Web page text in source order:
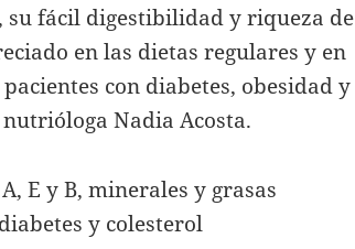
su fácil digestibilidad y riqueza de
en las dietas regulares y en
con diabetes, obesidad y
Nadia Acosta.
E y B, minerales y grasas
y colesterol